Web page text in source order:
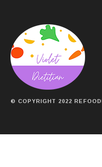
© COPYRIGHT 2022